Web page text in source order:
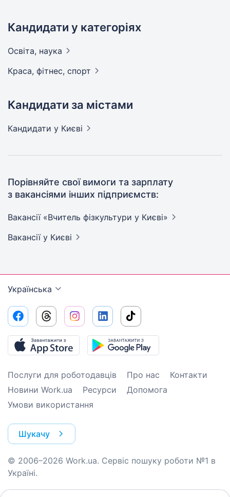
Кандидати у категоріях
Освіта, наука
Краса, фітнес, спорт
Кандидати за містами
Кандидати у Києві
Порівняйте свої вимоги та зарплату
з вакансіями інших підприємств:
Вакансії «Вчитель фізкультури у Києві»
Вакансії у Києві
Українська
Послуги для роботодавців Про нас
Контакти
Новини Work.ua
Ресурси
Допомога
Умови використання
Шукачу
© 2006–2026 Work.ua. Сервіс пошуку роботи №1 в
Україні.